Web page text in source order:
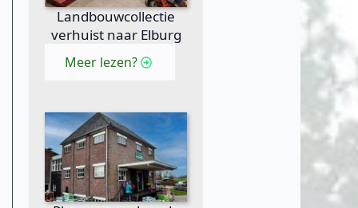
Landbouwcollectie
verhuist naar Elburg
Meer lezen?